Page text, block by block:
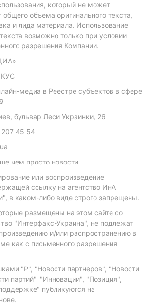
который не может
объема оригинального текста,
и лида материала. Использование
возможно только при условии
разрешения Компании.
медиа в Реестре субъектов в сфере
бульвар Леси Украинки, 26
45 54
чем просто новости.
или воспроизведение
ссылку на агентство ИнА
в каком-либо виде строго запрещены.
размещены на этом сайте со
"Интерфакс-Украина", не подлежат
и/или распространению в
как с письменного разрешения
"Р", "Новости партнеров", "Новости
партий", "Инновации", "Позиция",
публикуются на